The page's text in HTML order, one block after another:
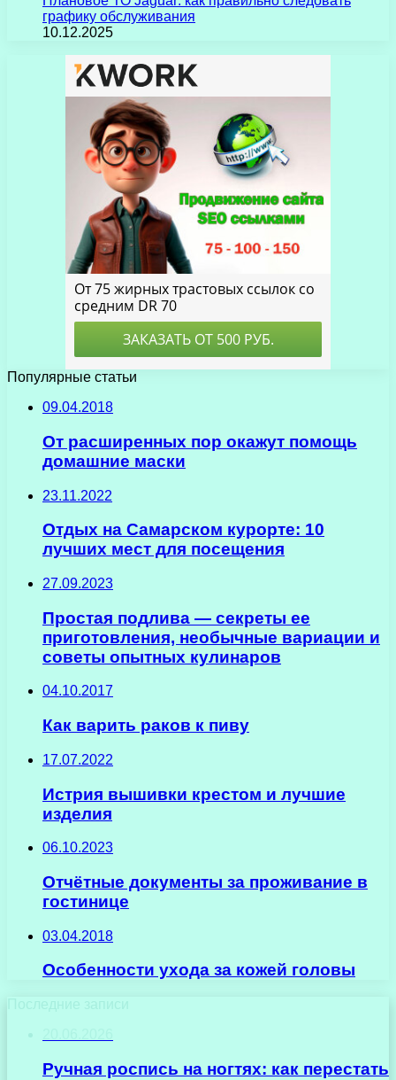
графику обслуживания
10.12.2025
Популярные статьи
09.04.2018
От расширенных пор окажут помощь
домашние маски
23.11.2022
Отдых на Самарском курорте: 10
лучших мест для посещения
27.09.2023
Простая подлива — секреты ее
приготовления, необычные вариации и
советы опытных кулинаров
04.10.2017
Как варить раков к пиву
17.07.2022
Истрия вышивки крестом и лучшие
изделия
06.10.2023
Отчётные документы за проживание в
гостинице
03.04.2018
Особенности ухода за кожей головы
Последние записи
Ручная роспись на ногтях: как перестать